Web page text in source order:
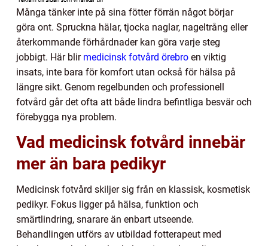
Många tänker inte på sina fötter förrän något börjar
göra ont. Spruckna hälar, tjocka naglar, nageltrång eller
återkommande förhårdnader kan göra varje steg
jobbigt. Här blir medicinsk fotvård örebro en viktig
insats, inte bara för komfort utan också för hälsa på
längre sikt. Genom regelbunden och professionell
fotvård går det ofta att både lindra befintliga besvär och
förebygga nya problem.
Vad medicinsk fotvård innebär
mer än bara pedikyr
Medicinsk fotvård skiljer sig från en klassisk, kosmetisk
pedikyr. Fokus ligger på hälsa, funktion och
smärtlindring, snarare än enbart utseende.
Behandlingen utförs av utbildad fotterapeut med